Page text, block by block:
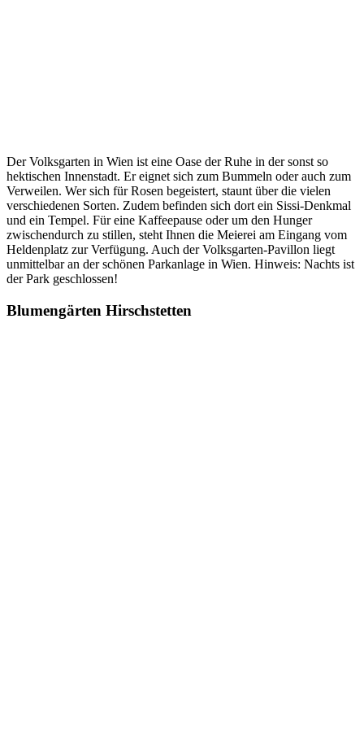
Der Volksgarten in Wien ist eine Oase der Ruhe in der sonst so
hektischen Innenstadt. Er eignet sich zum Bummeln oder auch zum
Verweilen. Wer sich für Rosen begeistert, staunt über die vielen
verschiedenen Sorten. Zudem befinden sich dort ein Sissi-Denkmal
und ein Tempel. Für eine Kaffeepause oder um den Hunger
zwischendurch zu stillen, steht Ihnen die Meierei am Eingang vom
Heldenplatz zur Verfügung. Auch der Volksgarten-Pavillon liegt
unmittelbar an der schönen Parkanlage in Wien. Hinweis: Nachts ist
der Park geschlossen!
Blumengärten Hirschstetten